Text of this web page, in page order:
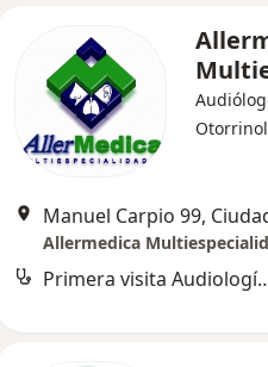
Manuel Carpio 99,
Allermedica
Primera visita